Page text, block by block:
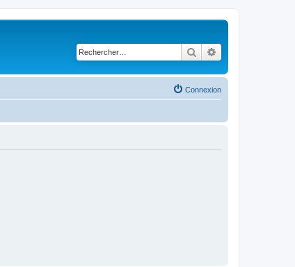
Rechercher
Connexion